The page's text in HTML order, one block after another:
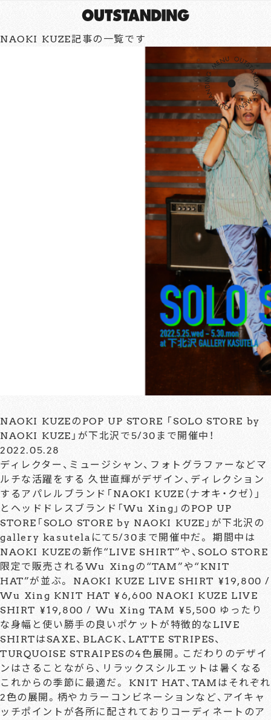
NAOKI KUZE記事の一覧です
NAOKI KUZEのPOP UP STORE 「SOLO STORE by
NAOKI KUZE」が下北沢で5/30まで開催中！
2022.05.28
ディレクター、ミュージシャン、フォトグラファーなどマ
ルチな活躍をする 久世直輝がデザイン、ディレクション
するアパレルブランド「NAOKI KUZE（ナオキ・クゼ）」
とヘッドドレスブランド「Wu Xing」のPOP UP
STORE「SOLO STORE by NAOKI KUZE」が下北沢の
gallery kasutelaにて5/30まで開催中だ。 期間中は
NAOKI KUZEの新作“LIVE SHIRT”や、SOLO STORE
限定で販売されるWu Xingの“TAM”や“KNIT
HAT”が並ぶ。 NAOKI KUZE LIVE SHIRT ¥19,800 /
Wu Xing KNIT HAT ¥6,600 NAOKI KUZE LIVE
SHIRT ¥19,800 / Wu Xing TAM ¥5,500 ゆったり
な身幅と使い勝手の良いポケットが特徴的なLIVE
SHIRTはSAXE、BLACK、LATTE STRIPES、
TURQUOISE STRAIPESの4色展開。こだわりのデザイ
ンはさることながら、リラックスシルエットは暑くなる
これからの季節に最適だ。 KNIT HAT、TAMはそれぞれ
2色の展開。柄やカラーコンビネーションなど、アイキャ
ッチポイントが各所に配されておりコーディネートのア